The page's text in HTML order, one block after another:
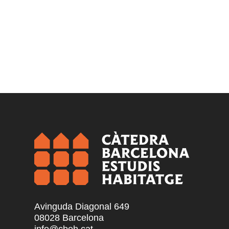
Avinguda Diagonal 649
08028 Barcelona